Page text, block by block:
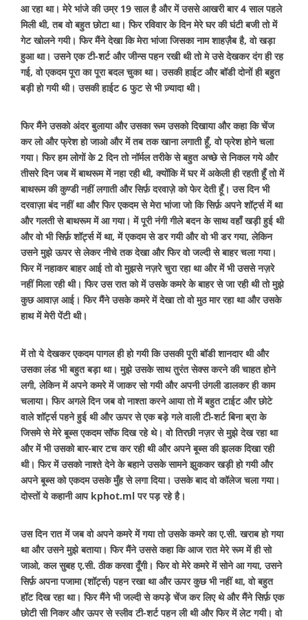
आ रहा था। मेरे भांजे की उम्र 19 साल है और में उससे आखरी बार 4 साल पहले
मिली थी, तब वो बहुत छोटा था। फिर रविवार के दिन मेरे घर की घंटी बजी तो में
गेट खोलने गयी। फिर मैंने देखा कि मेरा भांजा जिसका नाम शाहज़ैब है, वो खड़ा
हुआ था। उसने एक टी-शर्ट और जीन्स पहन रखी थी तो मे उसे देखकर दंग ही रह
गई, वो एकदम पूरा का पूरा बदल चुका था। उसकी हाईट और बॉडी दोनों ही बहुत
बड़ी हो गयी थी। उसकी हाईट 6 फुट से भी ज़्यादा थी।
फिर मैंने उसको अंदर बुलाया और उसका रूम उसको दिखाया और कहा कि चेंज
कर लो और फ्रेश हो जाओ और में तब तक खाना लगाती हूँ, वो फ्रेश होने चला
गया। फिर हम लोगों के 2 दिन तो नॉर्मल तरीके से बहुत अच्छे से निकल गये और
तीसरे दिन जब में बाथरूम में नहा रही थी, क्योंकि में घर में अकेली ही रहती हूँ तो में
बाथरूम की कुण्डी नहीं लगाती और सिर्फ़ दरवाज़े को फेर देती हूँ। उस दिन भी
दरवाज़ा बंद नहीं था और फिर एकदम से मेरा भांजा जो कि सिर्फ़ अपने शॉर्ट्स में था
और गलती से बाथरूम में आ गया। में पूरी नंगी गीले बदन के साथ वहाँ खड़ी हुई थी
और वो भी सिर्फ़ शॉर्ट्स में था, में एकदम से डर गयी और वो भी डर गया, लेकिन
उसने मुझे ऊपर से लेकर नीचे तक देखा और फिर वो जल्दी से बाहर चला गया।
फिर में नहाकर बाहर आई तो वो मुझसे नज़रे चुरा रहा था और में भी उससे नज़रे
नहीं मिला रही थी। फिर उस रात को में उसके कमरे के बाहर से जा रही थी तो मुझे
कुछ आवाज़ आई। फिर मैंने उसके कमरे में देखा तो वो मुठ मार रहा था और उसके
हाथ में मेरी पेंटी थी।
में तो ये देखकर एकदम पागल ही हो गयी कि उसकी पूरी बॉडी शानदार थी और
उसका लंड भी बहुत बड़ा था। मुझे उसके साथ तुरंत सेक्स करने की चाहत होने
लगी, लेकिन में अपने कमरे में जाकर सो गयी और अपनी उंगली डालकर ही काम
चलाया। फिर अगले दिन जब वो नाश्ता करने आया तो में बहुत टाईट और छोटे
वाले शॉर्ट्स पहने हुई थी और ऊपर से एक बड़े गले वाली टी-शर्ट बिना ब्रा के
जिसमे से मेरे बूब्स एकदम सॉफ दिख रहे थे। वो तिरछी नज़र से मुझे देख रहा था
और में भी उसको बार-बार टच कर रही थी और अपने बूब्स की झलक दिखा रही
थी। फिर में उसको नाश्ते देने के बहाने उसके सामने झुककर खड़ी हो गयी और
अपने बूब्स को एकदम उसके मुँह से लगा दिया। उसके बाद वो कॉलेज चला गया।
दोस्तों ये कहानी आप kphot.ml पर पड़ रहे है।
उस दिन रात में जब वो अपने कमरे में गया तो उसके कमरे का ए.सी. खराब हो गया
था और उसने मुझे बताया। फिर मैंने उससे कहा कि आज रात मेरे रूम में ही सो
जाओ, कल सुबह ए.सी. ठीक करवा दूँगी। फिर वो मेरे कमरे में सोने आ गया, उसने
सिर्फ़ अपना पजामा (शॉर्ट्स) पहन रखा था और ऊपर कुछ भी नहीं था, वो बहुत
हॉट दिख रहा था। फिर मैंने भी जल्दी से कपड़े चेंज कर लिए थे और मैंने सिर्फ़ एक
छोटी सी निकर और ऊपर से स्लीव टी-शर्ट पहन ली थी और फिर में लेट गयी। वो